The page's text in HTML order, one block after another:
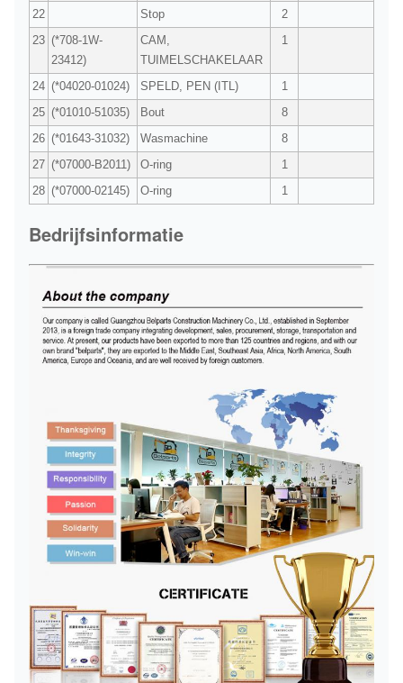
22
Stop
2
23 (*708-1W-
23412)
CAM,
TUIMELSCHAKELAAR
1
24 (*04020-01024) SPELD, PEN (ITL)
1
25 (*01010-51035) Bout
8
26 (*01643-31032) Wasmachine
8
27 (*07000-B2011) O-ring
1
28 (*07000-02145) O-ring 1
Bedrijfsinformatie